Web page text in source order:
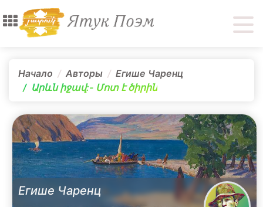
Начало Авторы
Егише Чаренц
Արևն իջավ:- Մոտ է ծիրին
Егише Чаренц